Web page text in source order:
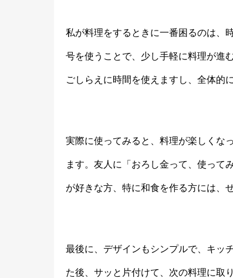
私が料理をするときに一番困るのは、
号を使うことで、少し手軽に料理が進
ごしらえに時間を使えますし、全体的
実際に使ってみると、料理が楽しくな
ます。友人に「おろし金って、使って
が好きな方、特に和食を作る方には、
最後に、デザインもシンプルで、キッ
た後、サッと片付けて、次の料理に取